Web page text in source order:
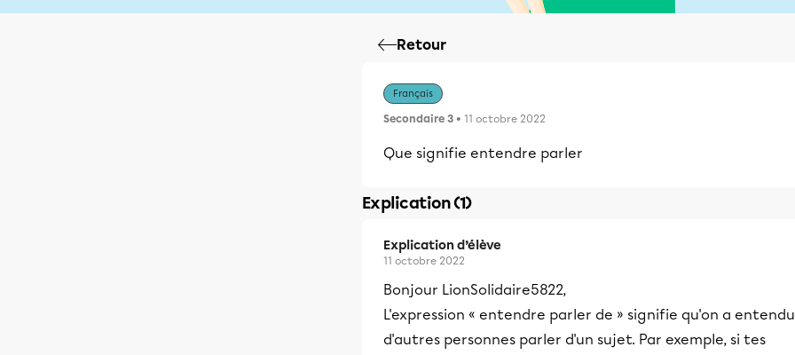
Retour
Français
Secondaire 3 • 11 octobre 2022
Que signifie entendre parler
Explication (1)
Explication d’élève
11 octobre 2022
Bonjour LionSolidaire5822,
L'expression « entendre parler de » signifie qu'on a entendu
d'autres personnes parler d'un sujet. Par exemple, si tes